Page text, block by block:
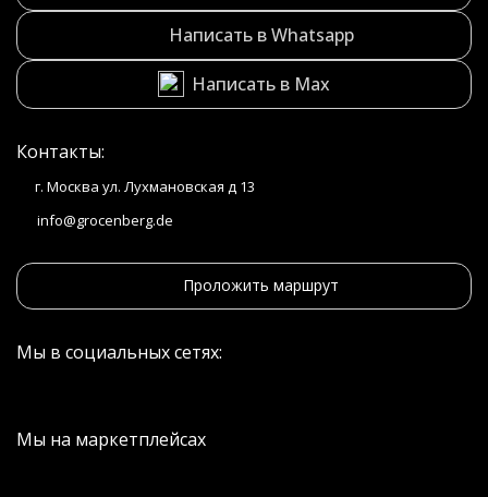
Написать в Whatsapp
Написать в Max
Контакты:
г. Москва ул. Лухмановская д 13
info@grocenberg.de
Проложить маршрут
Мы в социальных сетях:
Мы на маркетплейсах